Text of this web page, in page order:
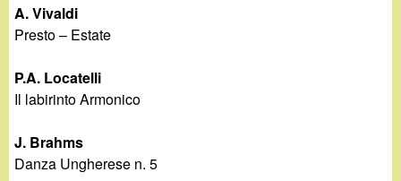
A. Vivaldi
Presto – Estate
P.A. Locatelli
Il labirinto Armonico
J. Brahms
Danza Ungherese n. 5